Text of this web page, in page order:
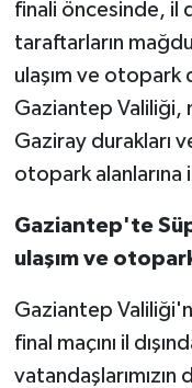
finali öncesinde, il
taraftarların
ulaşım ve otopark
Gaziantep Valiliği,
Gaziray durakları
otopark alanlarına
Gaziantep'te
ulaşım ve
Gaziantep
final maçını il
vatandaşlarımızın
Video Haber
Yaşam
Yeme-İçme
Yemek